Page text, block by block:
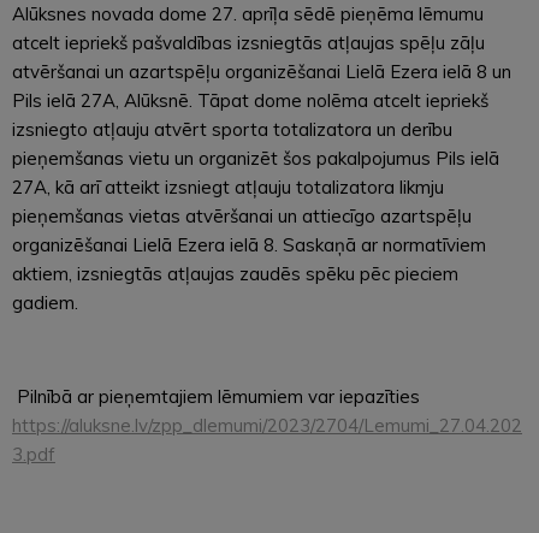
Alūksnes novada dome 27. aprīļa sēdē pieņēma lēmumu
atcelt iepriekš pašvaldības izsniegtās atļaujas spēļu zāļu
atvēršanai un azartspēļu organizēšanai Lielā Ezera ielā 8 un
Pils ielā 27A, Alūksnē. Tāpat dome nolēma atcelt iepriekš
izsniegto atļauju atvērt sporta totalizatora un derību
pieņemšanas vietu un organizēt šos pakalpojumus Pils ielā
27A, kā arī atteikt izsniegt atļauju totalizatora likmju
pieņemšanas vietas atvēršanai un attiecīgo azartspēļu
organizēšanai Lielā Ezera ielā 8. Saskaņā ar normatīviem
aktiem, izsniegtās atļaujas zaudēs spēku pēc pieciem
gadiem.
Pilnībā ar pieņemtajiem lēmumiem var iepazīties
https://aluksne.lv/zpp_dlemumi/2023/2704/Lemumi_27.04.202
3.pdf